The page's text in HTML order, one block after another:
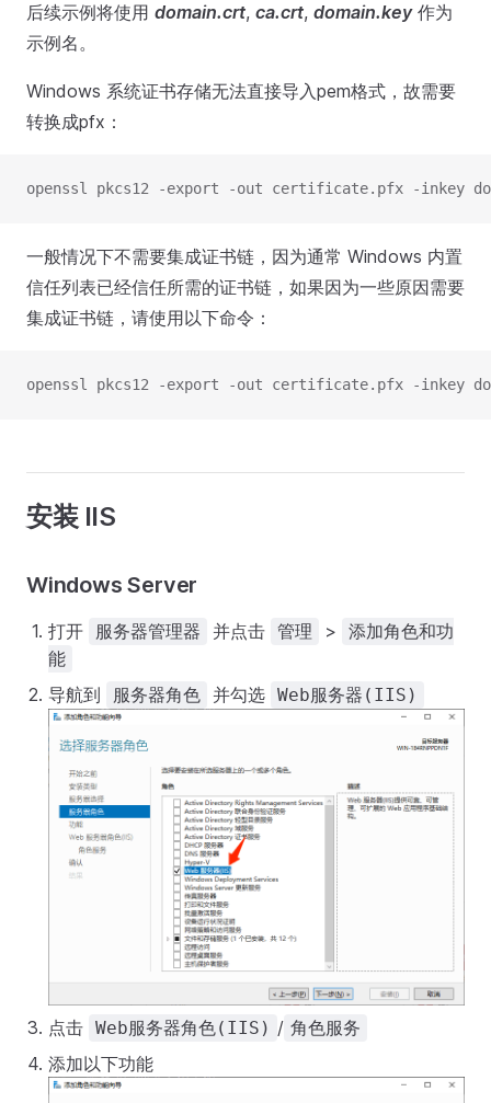
后续示例将使用 domain.crt, ca.crt, domain.key作为
示例名。
Windows 系统证书存储无法直接导入pem格式，故需要
转换成pfx：
openssl pkcs12 -export -out certificate.pfx -inkey
一般情况下不需要集成证书链，因为通常 Windows 内置
信任列表已经信任所需的证书链，如果因为一些原因需要
集成证书链，请使用以下命令：
openssl pkcs12 -export -out certificate.pfx -inkey
安装 IIS
Windows Server
打开 服务器管理器 并点击 管理 >
添加角色和功
能
导航到 服务器角色 并勾选 Web服务器(IIS)
点击 Web服务器角色(IIS) / 角色服务
添加以下功能